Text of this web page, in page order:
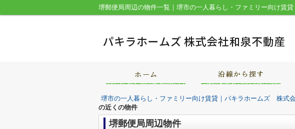
堺市の一人暮らし・ファミリー向け賃貸｜パキラホームズ 株式
の近くの物件
堺郵便局周辺物件